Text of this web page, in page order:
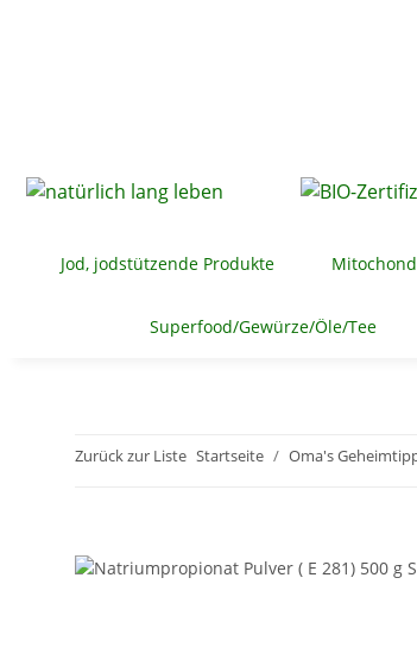
Jod, jodstützende Produkte
Superfood/Gewürze/Öle/Tee
Zurück zur Liste Startseite Oma's